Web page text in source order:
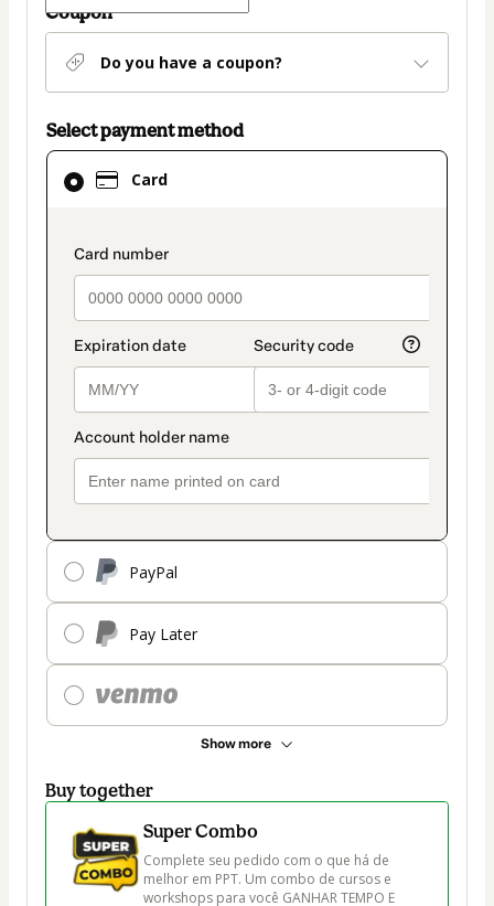
Coupon
Do you have a coupon?
Select payment method
Card
payment_data.section_title_v2
PayPal
Pay Later
Show more
Card
selected
method
Buy together
Super Combo
Complete seu pedido com o que há de
melhor em PPT. Um combo de cursos e
workshops para você GANHAR TEMPO E